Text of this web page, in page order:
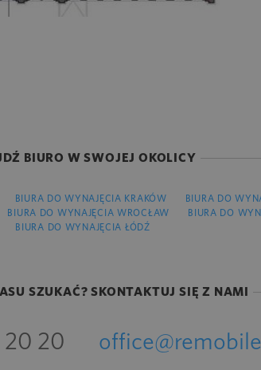
BIURO W SWOJEJ OKOLICY
BIURA DO WYNAJĘCIA KRAKÓW
BIURA DO
BIURA DO WYNAJĘCIA WROCŁAW
BIURA DO
BIURA DO WYNAJĘCIA ŁÓDŹ
SZUKAĆ? SKONTAKTUJ SIĘ Z NAMI
20